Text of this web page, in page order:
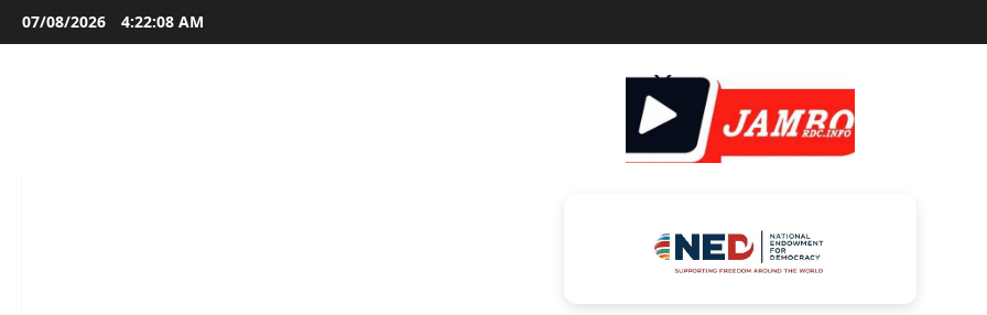
Aller
au
07/08/2026 4:22:09 AM